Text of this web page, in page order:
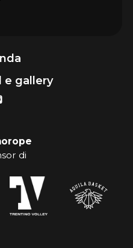
di
e gallery